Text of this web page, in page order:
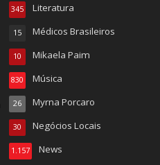
Literatura
345
Médicos Brasileiros
15
Mikaela Paim
10
Música
830
Myrna Porcaro
26
Negócios Locais
30
News
1.157